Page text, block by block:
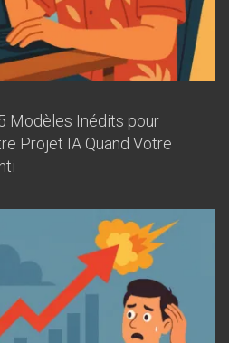
Modèles Inédits pour
Projet IA Quand Votre